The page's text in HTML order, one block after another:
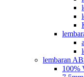
lembaran
100%